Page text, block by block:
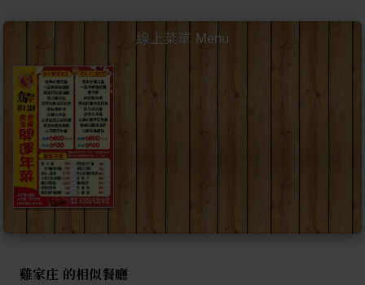
線上菜單 Menu
雞家庄 的相似餐廳